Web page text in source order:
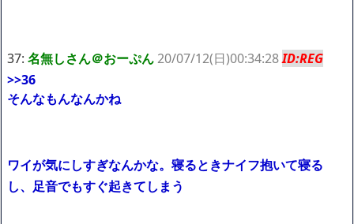
37: 名無しさん＠おーぷん20/07/12(日)00:34:28ID:REG
>>36
そんなもんなんかね
ワイが気にしすぎなんかな。寝るときナイフ抱いて寝る
し、足音でもすぐ起きてしまう